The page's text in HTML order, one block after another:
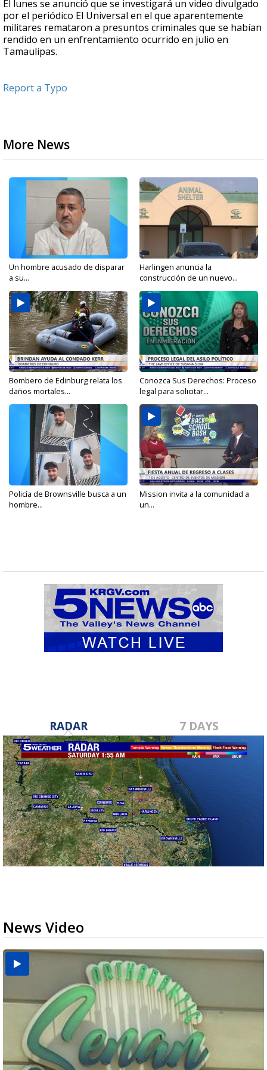
El lunes se anunció que se investigará un video divulgado
por el periódico El Universal en el que aparentemente
militares remataron a presuntos criminales que se habían
rendido en un enfrentamiento ocurrido en julio en
Tamaulipas.
Report a Typo
More News
Un hombre acusado de disparar
a su...
Harlingen anuncia la
construcción de un nuevo...
Bombero de Edinburg relata los
daños mortales...
Conozca Sus Derechos: Proceso
legal para solicitar...
Policía de Brownsville busca a un
hombre...
Mission invita a la comunidad a
un...
RADAR 7 DAYS
News Video